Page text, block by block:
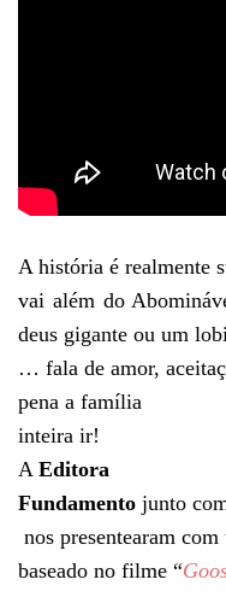
A história é realmente
vai além do
deus gigante ou um
… fala de amor,
pena a família
inteira ir!
A Editora
Fundamento junto
nos presentearam
baseado no filme “